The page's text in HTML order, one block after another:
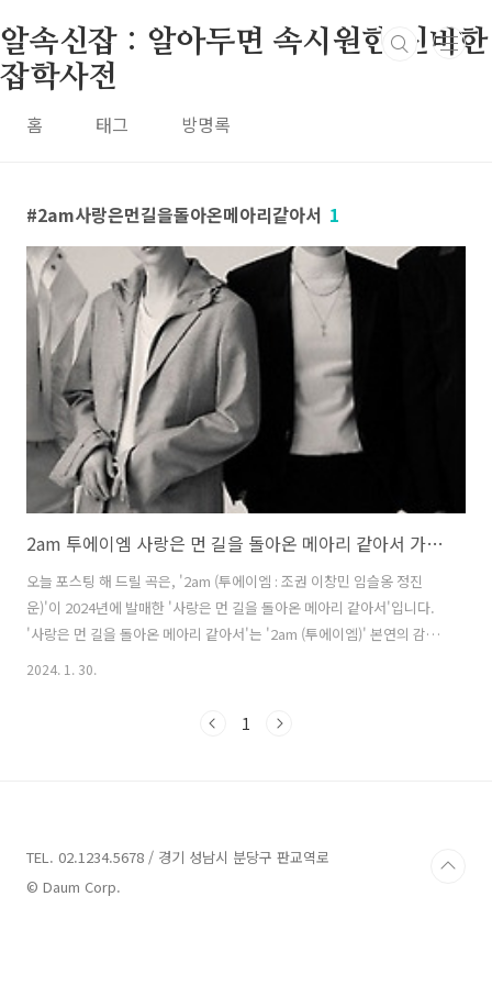
알속신잡 : 알아두면 속시원한 신비한
잡학사전
홈 태그 방명록
2am사랑은먼길을돌아온메아리같아서 1
2am 투에이엠 사랑은 먼 길을 돌아온 메아리 같아서 가사 노래 뮤비 곡정보 조권 이창민 임슬옹 정진운
오늘 포스팅 해 드릴 곡은, '2am (투에이엠 : 조권 이창민 임슬옹 정진
운)'이 2024년에 발매한 '사랑은 먼 길을 돌아온 메아리 같아서'입니다.
'사랑은 먼 길을 돌아온 메아리 같아서'는 '2am (투에이엠)' 본연의 감성
과 요즘 발라드 스타일이 적절히 섞인 곡으로, '이기환'이 작사, 작곡했습
표현된 가사로 큰 공감을 불러일으킵니다. 또한 '2am (투에이엠)' 멤버
2024. 1. 30.
1
TEL. 02.1234.5678 / 경기 성남시 분당구 판교역로
© Daum Corp.